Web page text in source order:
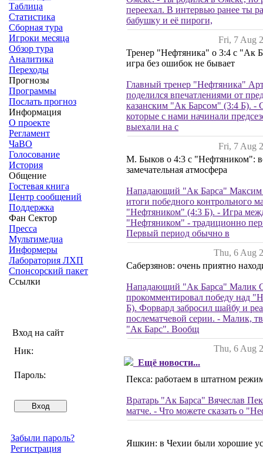
Таблица
Статистика
Сборная тура
Игроки месяца
Обзор тура
Аналитика
Переходы
Прогнозы
Программы
Послать прогноз
Информация
О проекте
Регламент
ЧаВО
Голосование
История
Общение
Гостевая книга
Центр сообщений
Поддержка
Фан Сектор
Пресса
Мультимедиа
Информеры
Лаборатория ЛХП
Спонсорский пакет
Ссылки
Вход на сайт
Ник:
Пароль:
Забыли пароль?
Регистрация
переехал. В интервью ранее ты
бабушку и её пироги,
Fri, 7 Aug
Тренер "Нефтяника" о 3:4 с "Ак
игра без ошибок не бывает
Главный тренер "Нефтяника"
поделился впечатлениями от
казанским "Ак Барсом" (3:4 Б). -
которые с нами начинали
выехали на с
Fri, 7 Aug
М. Быков о 4:3 с "Нефтяником":
замечательная атмосфера
Нападающий "Ак Барса" Максим
итоги победного контрольного
"Нефтяником" (4:3 Б). - Игра
"Нефтяником" - традиционно
Первый период обычно в
Thu, 6 Aug
Саберзянов: очень приятно
Нападающий "Ак Барса" Малик
прокомментировал победу над
Б). Форвард забросил шайбу и
послематчевой серии. - Малик,
"Ак Барс". Вообщ
Thu, 6 Aug
Ещё новости...
Пекса: работаем в штатном
Вратарь "Ак Барса" Вячеслав
матче. - Что можете сказать о
Яшкин: в Чехии были хорошие